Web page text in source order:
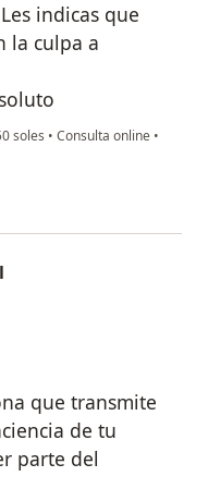
indicas que
la culpa a
soles • Consulta online •
que transmite
de tu
parte del